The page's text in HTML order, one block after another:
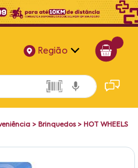
Região
Alagoas
Bahia
> Brinquedos> HOT WHEELS